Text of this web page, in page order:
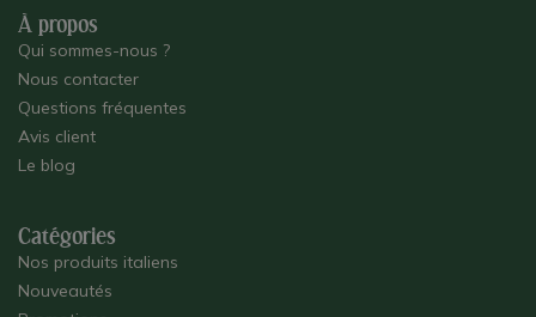
À propos
Qui sommes-nous ?
Nous contacter
Questions fréquentes
Avis client
Le blog
Catégories
Nos produits italiens
Nouveautés